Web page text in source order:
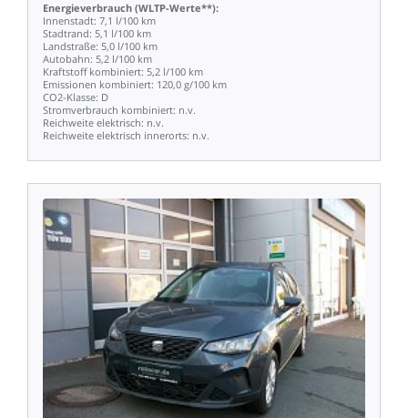
Energieverbrauch (WLTP-Werte**):
Innenstadt: 7,1 l/100 km
Stadtrand: 5,1 l/100 km
Landstraße: 5,0 l/100 km
Autobahn: 5,2 l/100 km
Kraftstoff kombiniert: 5,2 l/100 km
Emissionen kombiniert: 120,0 g/100 km
CO2-Klasse: D
Stromverbrauch kombiniert: n.v.
Reichweite elektrisch: n.v.
Reichweite elektrisch innerorts: n.v.